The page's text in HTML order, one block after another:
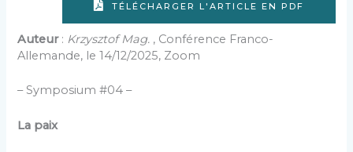
TÉLÉCHARGER L'ARTICLE EN PDF
Auteur: Krzysztof Mag. , Conférence Franco-
Allemande, le 14/12/2025, Zoom
– Symposium #04 –
La paix